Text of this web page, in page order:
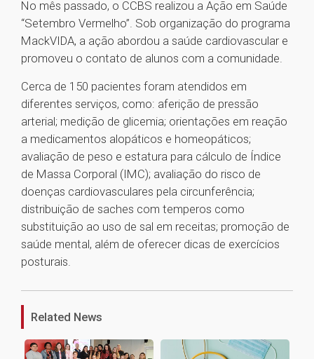
No mês passado, o CCBS realizou a Ação em Saúde
“Setembro Vermelho”. Sob organização do programa
MackVIDA, a ação abordou a saúde cardiovascular e
promoveu o contato de alunos com a comunidade.
Cerca de 150 pacientes foram atendidos em
diferentes serviços, como: aferição de pressão
arterial; medição de glicemia; orientações em reação
a medicamentos alopáticos e homeopáticos;
avaliação de peso e estatura para cálculo de Índice
de Massa Corporal (IMC); avaliação do risco de
doenças cardiovasculares pela circunferência;
distribuição de saches com temperos como
substituição ao uso de sal em receitas; promoção de
saúde mental, além de oferecer dicas de exercícios
posturais.
Related News